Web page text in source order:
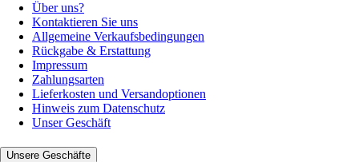
Über uns?
Kontaktieren Sie uns
Allgemeine Verkaufsbedingungen
Rückgabe & Erstattung
Impressum
Zahlungsarten
Lieferkosten und Versandoptionen
Hinweis zum Datenschutz
Unser Geschäft
Unsere Geschäfte